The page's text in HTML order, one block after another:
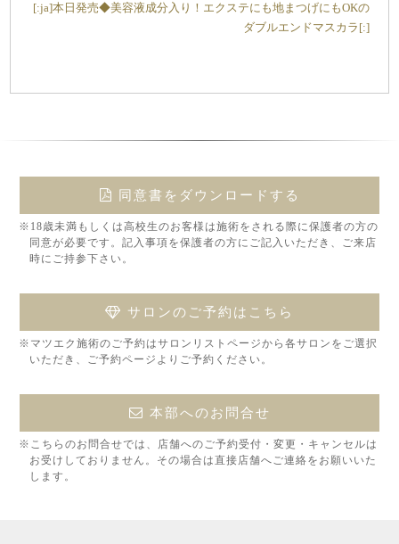
[:ja]本日発売◆美容液成分入り！エクステにも地まつげにもOKの
ダブルエンドマスカラ[:]
同意書をダウンロードする
※18歳未満もしくは高校生のお客様は施術をされる際に保護者の方の
同意が必要です。記入事項を保護者の方にご記入いただき、ご来店
時にご持参下さい。
サロンのご予約はこちら
※マツエク施術のご予約はサロンリストページから各サロンをご選択
いただき、ご予約ページよりご予約ください。
本部へのお問合せ
※こちらのお問合せでは、店舗へのご予約受付・変更・キャンセルは
お受けしておりません。その場合は直接店舗へご連絡をお願いいた
します。